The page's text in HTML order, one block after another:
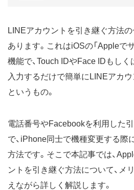
LINEアカウントを引き継ぐ方法
あります。これはiOSの「Appleで
機能で、Touch IDやFace IDもし
入力するだけで簡単にLINEアカ
というもの。
電話番号やFacebookを利用した
で、iPhone同士で機種変更する際
方法です。そこで本記事では、
ントを引き継ぐ方法について、メ
えながら詳しく解説します。